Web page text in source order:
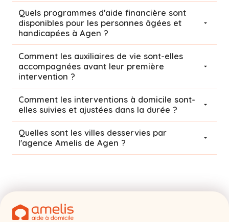
Quels programmes d'aide financière sont
disponibles pour les personnes âgées et
handicapées à Agen ?
Comment les auxiliaires de vie sont-elles
accompagnées avant leur première
intervention ?
Comment les interventions à domicile sont-
elles suivies et ajustées dans la durée ?
Quelles sont les villes desservies par
l'agence Amelis de Agen ?